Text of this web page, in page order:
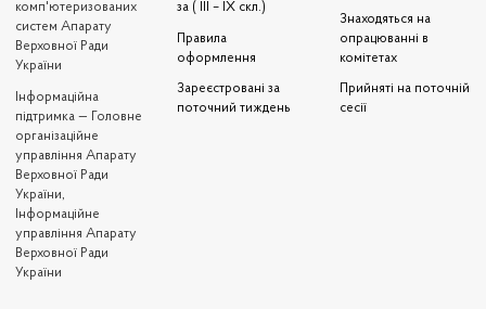
комп'ютеризованих
систем Апарату
Верховної Ради
України
Iнформаційна
підтримка — Головне
організаційне
управління Апарату
Верховної Ради
України,
Інформаційне
управління Апарату
Верховної Ради
України
за ( III – IX скл.)
Правила
оформлення
Зареєстровані за
поточний тиждень
Знаходяться на
опрацюванні в
комітетах
Прийняті на поточній
сесії